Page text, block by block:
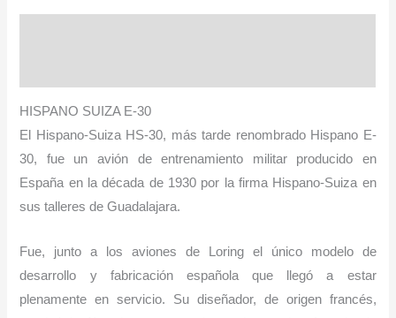
HISPANO SUIZA E-30
El Hispano-Suiza HS-30, más tarde renombrado Hispano E-
30, fue un avión de entrenamiento militar producido en
España en la década de 1930 por la firma Hispano-Suiza en
sus talleres de Guadalajara.
Fue, junto a los aviones de Loring el único modelo de
desarrollo y fabricación española que llegó a estar
plenamente en servicio. Su diseñador, de origen francés,